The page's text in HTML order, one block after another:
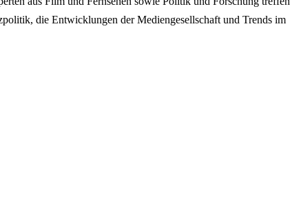
die Entwicklungen der Mediengesellschaft und Trends im